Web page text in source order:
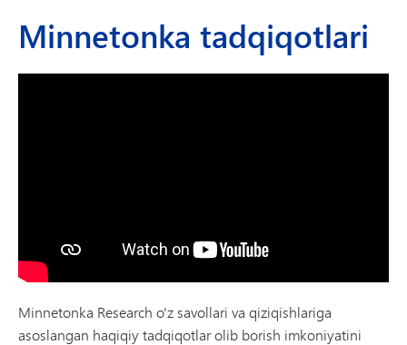
Minnetonka tadqiqotlari
Minnetonka Research o'z savollari va qiziqishlariga
asoslangan haqiqiy tadqiqotlar olib borish imkoniyatini